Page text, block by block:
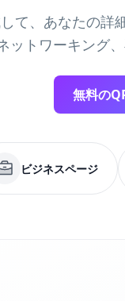
て、あなたの詳
ットワーキング
無料の
ビジネスページ